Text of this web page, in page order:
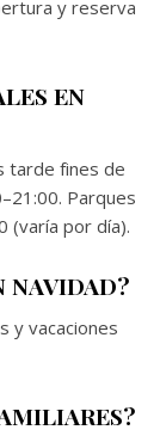
y reserva
EN
tarde fines de
Parques
(varía por día).
NAVIDAD?
y vacaciones